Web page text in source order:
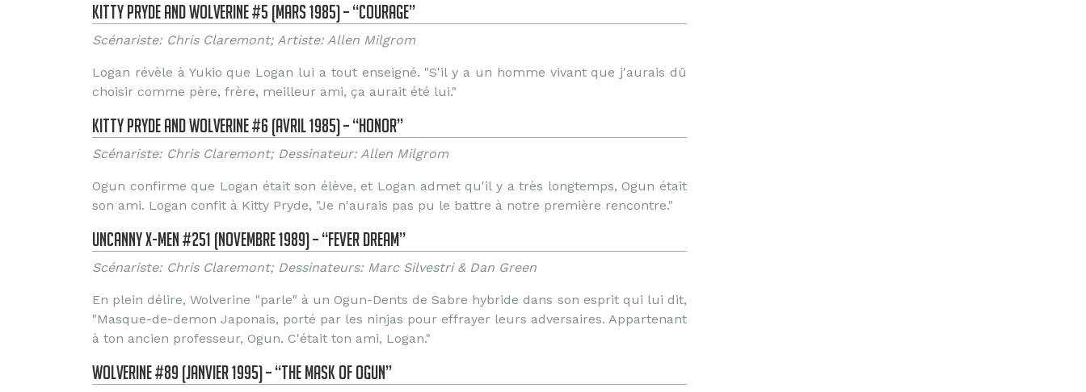
Kitty Pryde and Wolverine #5 (Mars 1985) – “Courage”
Scénariste: Chris Claremont; Artiste: Allen Milgrom
Logan révèle à Yukio que Logan lui a tout enseigné. "S'il y a un homme vivant que j'aurais dû
choisir comme père, frère, meilleur ami, ça aurait été lui."
Kitty Pryde and Wolverine #6 (Avril 1985) – “Honor”
Scénariste: Chris Claremont; Dessinateur: Allen Milgrom
Ogun confirme que Logan était son élève, et Logan admet qu'il y a très longtemps, Ogun était
son ami. Logan confit à Kitty Pryde, "Je n'aurais pas pu le battre à notre première rencontre."
Uncanny X-Men #251 (Novembre 1989) – “Fever Dream”
Scénariste: Chris Claremont; Dessinateurs: Marc Silvestri & Dan Green
En plein délire, Wolverine "parle" à un Ogun-Dents de Sabre hybride dans son esprit qui lui dit,
"Masque-de-demon Japonais, porté par les ninjas pour effrayer leurs adversaires. Appartenant
à ton ancien professeur, Ogun. C'était ton ami, Logan."
Wolverine #89 (Janvier 1995) – “The Mask of Ogun”